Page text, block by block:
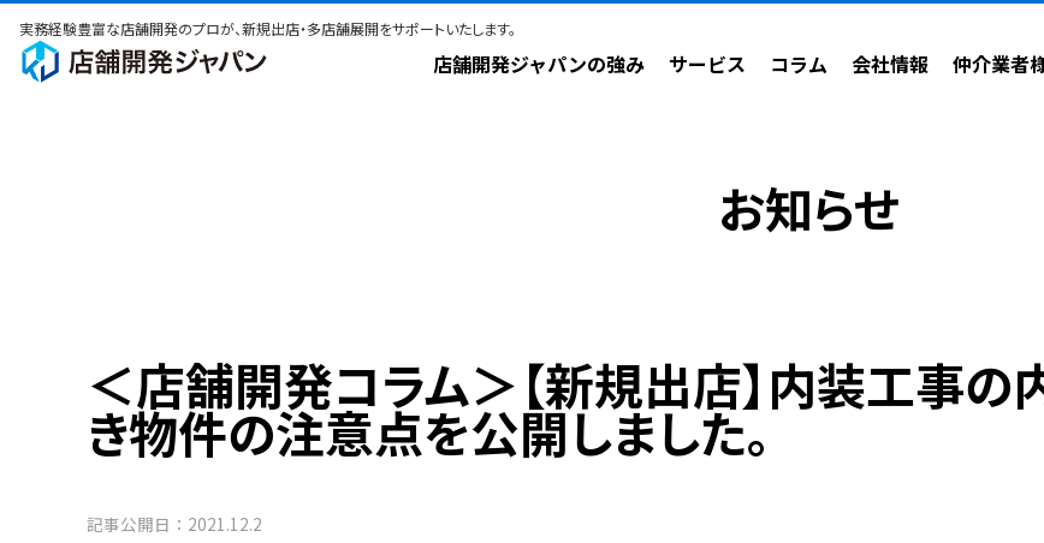
実務経験豊富な店舗開発のプロが、新規出店・多店舗展開をサポートいたします。
店舗開発ジャパンの強み サービス コラム 会社情報 仲介業者
お知らせ
＜店舗開発コラム＞【新規出店】内装工事の
き物件の注意点を公開しました。
記事公開日： 2021.12.2